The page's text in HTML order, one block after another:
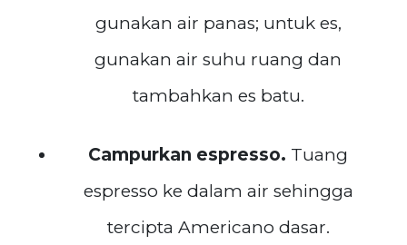
gunakan air panas; untuk es,
gunakan air suhu ruang dan
tambahkan es batu.
Campurkan espresso. Tuang
espresso ke dalam air sehingga
tercipta Americano dasar.